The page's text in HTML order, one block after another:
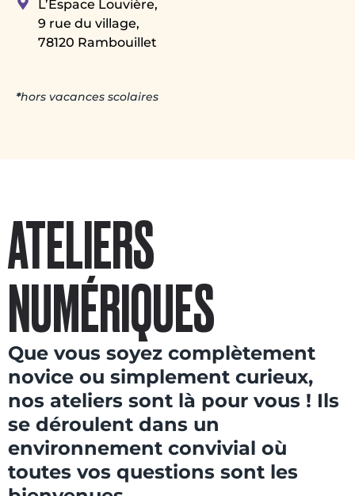
L’Espace Louvière,
9 rue du village,
78120 Rambouillet
*hors vacances scolaires
ATELIERS
NUMÉRIQUES
Que vous soyez complètement
novice ou simplement curieux,
nos ateliers sont là pour vous ! Ils
se déroulent dans un
environnement convivial où
toutes vos questions sont les